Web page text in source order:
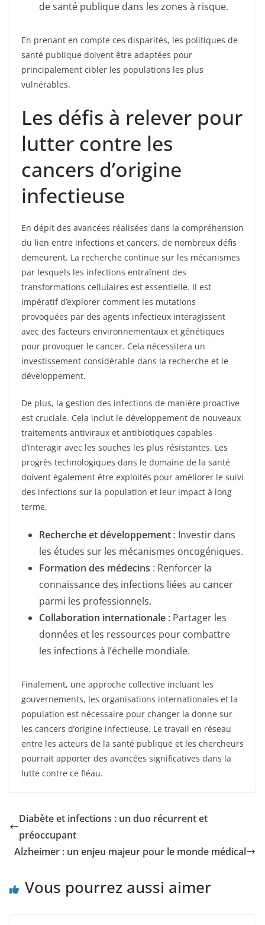
de santé publique dans les zones à risque.
En prenant en compte ces disparités, les politiques de
santé publique doivent être adaptées pour
principalement cibler les populations les plus
vulnérables.
Les défis à relever pour
lutter contre les
cancers d’origine
infectieuse
En dépit des avancées réalisées dans la compréhension
du lien entre infections et cancers, de nombreux défis
demeurent. La recherche continue sur les mécanismes
par lesquels les infections entraînent des
transformations cellulaires est essentielle. Il est
impératif d’explorer comment les mutations
provoquées par des agents infectieux interagissent
avec des facteurs environnementaux et génétiques
pour provoquer le cancer. Cela nécessitera un
investissement considérable dans la recherche et le
développement.
De plus, la gestion des infections de manière proactive
est cruciale. Cela inclut le développement de nouveaux
traitements antiviraux et antibiotiques capables
d’interagir avec les souches les plus résistantes. Les
progrès technologiques dans le domaine de la santé
doivent également être exploités pour améliorer le suivi
des infections sur la population et leur impact à long
terme.
Recherche et développement : Investir dans
les études sur les mécanismes oncogéniques.
Formation des médecins : Renforcer la
connaissance des infections liées au cancer
parmi les professionnels.
Collaboration internationale : Partager les
données et les ressources pour combattre
les infections à l’échelle mondiale.
Finalement, une approche collective incluant les
gouvernements, les organisations internationales et la
population est nécessaire pour changer la donne sur
les cancers d’origine infectieuse. Le travail en réseau
entre les acteurs de la santé publique et les chercheurs
pourrait apporter des avancées significatives dans la
lutte contre ce fléau.
Diabète et infections : un duo récurrent et
préoccupant
Alzheimer : un enjeu majeur pour le monde médical
Vous pourrez aussi aimer